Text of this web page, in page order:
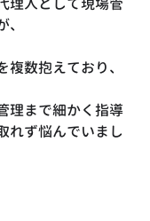
数抱えており、
理まで細かく指導
れず悩んでいまし